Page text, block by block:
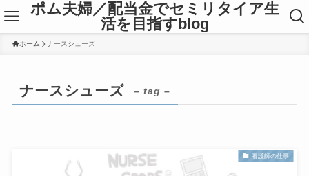
ポム夫婦／配当金でセミリタイア生
活を目指すblog
ホーム ナースシューズ
ナースシューズ – tag –
看護師の仕事